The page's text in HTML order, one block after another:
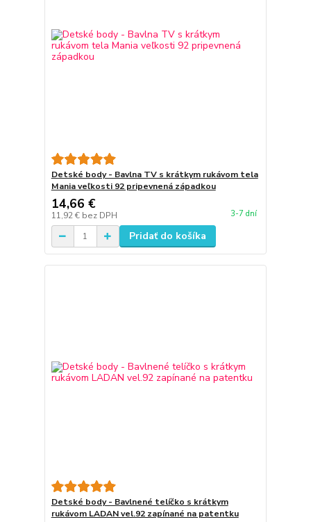
Detské body - Bavlna TV s krátkym rukávom tela
Mania veľkosti 92 pripevnená západkou
14,66 €
11,92 € bez DPH 3-7 dní
Pridať do košíka
Detské body - Bavlnené telíčko s krátkym
rukávom LADAN vel.92 zapínané na patentku